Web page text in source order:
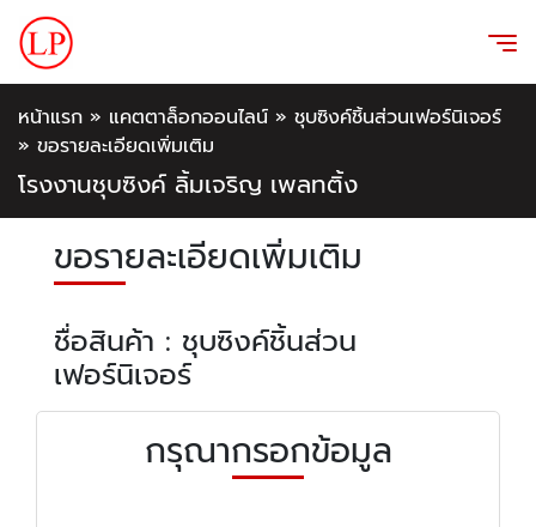
หน้าแรก » แคตตาล็อกออนไลน์ » ชุบซิงค์ชิ้นส่วนเฟอร์นิเจอร์
» ขอรายละเอียดเพิ่มเติม
โรงงานชุบซิงค์ ลิ้มเจริญ เพลทติ้ง
ขอรายละเอียดเพิ่มเติม
ชื่อสินค้า : ชุบซิงค์ชิ้นส่วน
เฟอร์นิเจอร์
กรุณากรอกข้อมูล